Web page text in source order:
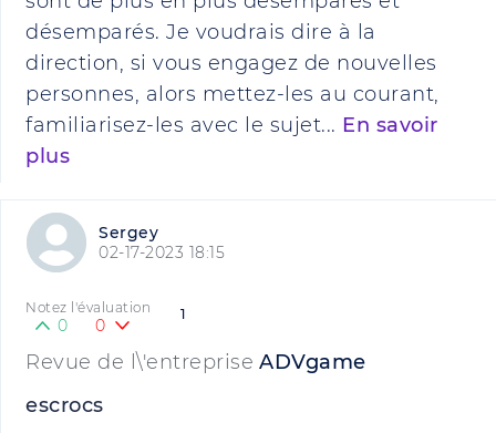
désemparés. Je voudrais dire à la
direction, si vous engagez de nouvelles
personnes, alors mettez-les au courant,
familiarisez-les avec le sujet... En savoir
plus
Sergey
02-17-2023 18:15
1
Notez l'évaluation
0 0
Revue de l\'entreprise ADVgame
escrocs